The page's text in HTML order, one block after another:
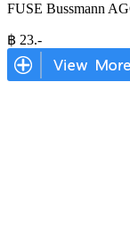
FUSE Bussmann
฿ 23.-